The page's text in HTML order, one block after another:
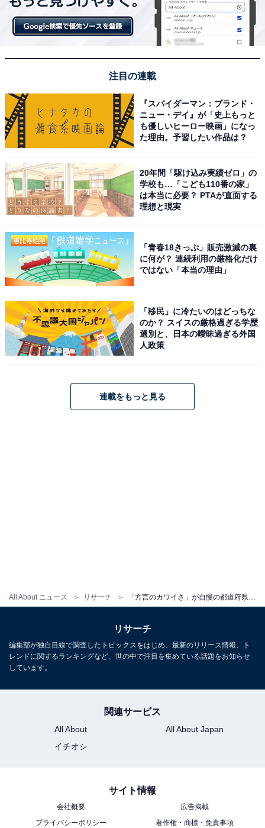
All About ニュース リサーチ
（506万円）、2位 岡山県（541万円）、1位は？
プレスリリース
1 2
注目の連載
『スパイダーマン：ブランド・
ニュー・デイ』が「史上もっと
も優しいヒーロー映画」になっ
た理由。予習したい作品は？
20年間「駆け込み実績ゼロ」の
学校も…「こども110番の家」
は本当に必要？ PTAが直面する
理想と現実
「青春18きっぷ」販売激減の裏
に何が？ 連続利用の厳格化だけ
ではない「本当の理由」
「移民」に冷たいのはどっちな
のか？ スイスの厳格過ぎる学歴
選別と、日本の曖昧過ぎる外国
人政策
連載をもっと見る
リサーチ
編集部が独自目線で調査したトピックスをはじめ、最新のリリース情報、ト
レンドに関するランキングなど、世の中で注目を集めている話題をお知らせ
しています。
関連サービス
All About
All About Japan
イチオシ
サイト情報
会社概要
広告掲載
プライバシーポリシー
著作権・商標・免責事項